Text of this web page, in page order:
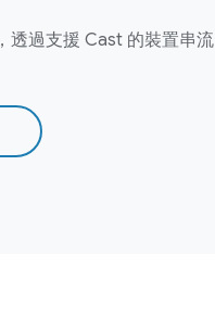
透過支援 Cast 的裝置串流